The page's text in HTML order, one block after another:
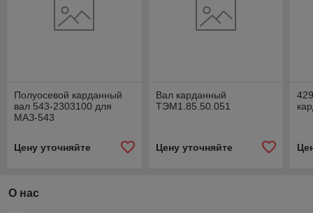
Полуосевой карданный
вал 543-2303100 для
МАЗ-543
Цену уточняйте
Вал карданный
ТЭМ1.85.50.051
Цену уточняйте
О нас